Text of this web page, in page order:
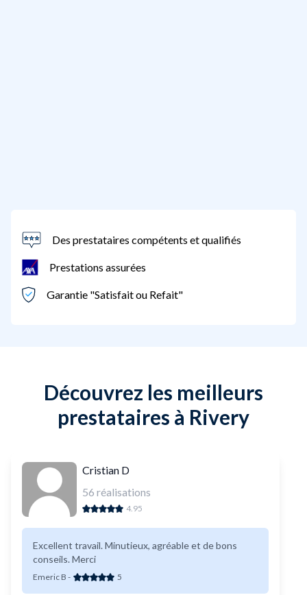
Des prestataires compétents et qualifiés
Prestations assurées
Garantie "Satisfait ou Refait"
Découvrez les meilleurs
prestataires à Rivery
Cristian D
56 réalisations
4.95
Excellent travail. Minutieux, agréable et de bons
conseils. Merci
Emeric B - 5